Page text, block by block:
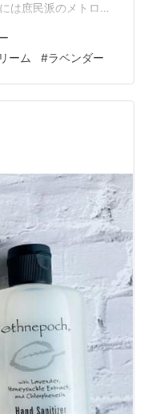
は庶民派のメトロと
行くのですが、ルス
アを通ります。 そ
リアで何やら目を引
目に入りました。 近
タイザーでした。
ーム #ラベンダー